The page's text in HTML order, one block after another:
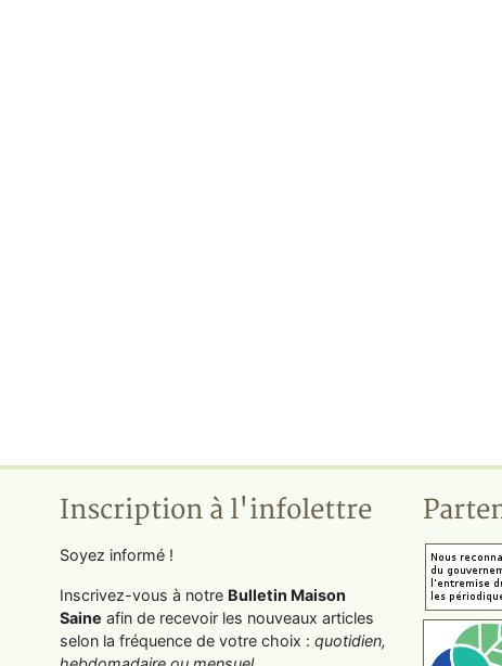
Inscription à l'infolettre
Soyez informé !
Inscrivez-vous à notre Bulletin Maison
Saine afin de recevoir les nouveaux articles
selon la fréquence de votre choix : quotidien,